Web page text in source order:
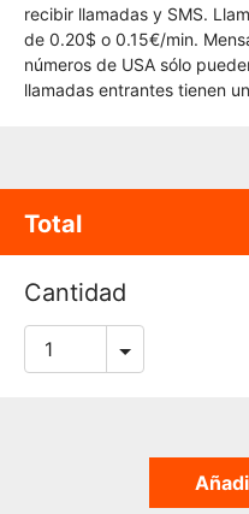
recibir llamadas y SMS.
de 0.20$ o 0.15€/min.
números de USA sólo
llamadas entrantes tienen
Total
Cantidad